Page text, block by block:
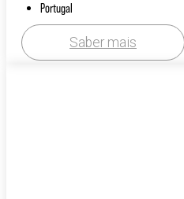
Portugal
Saber mais